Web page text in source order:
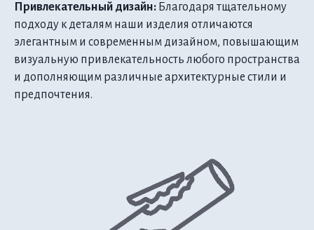
Привлекательный дизайн: Благодаря тщательному
подходу к деталям наши изделия отличаются
элегантным и современным дизайном, повышающим
визуальную привлекательность любого пространства
и дополняющим различные архитектурные стили и
предпочтения.